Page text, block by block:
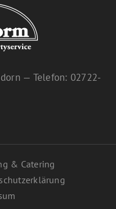
— Telefon: 02722-
& Catering